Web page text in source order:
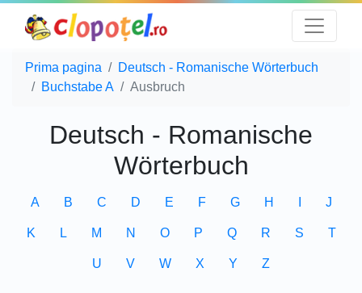
Prima pagina
Deutsch - Romanische Wörterbuch
Buchstabe A
Ausbruch
Deutsch - Romanische
Wörterbuch
A B C D E F G H J
K L M N O P Q R S T
U V W X Y Z